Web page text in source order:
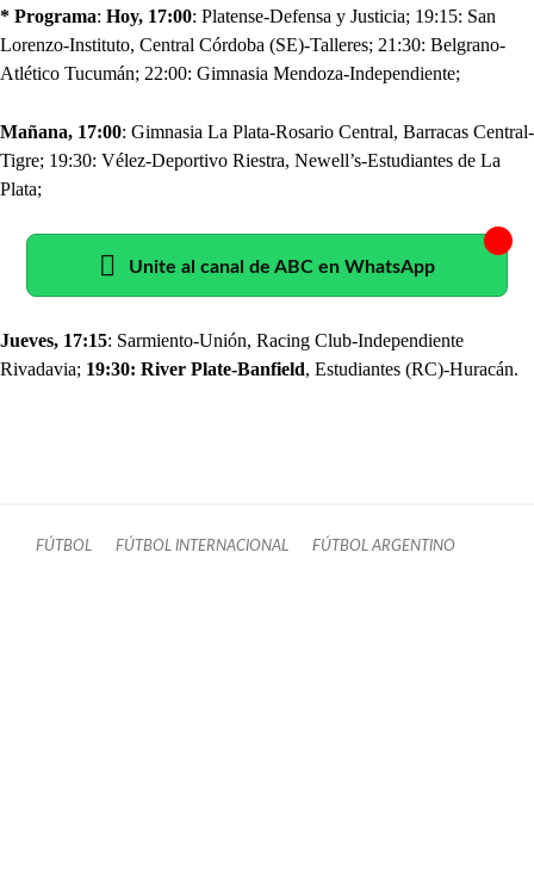
* Programa: Hoy, 17:00: Platense-Defensa y Justicia; 19:15: San
Lorenzo-Instituto, Central Córdoba (SE)-Talleres; 21:30: Belgrano-
Atlético Tucumán; 22:00: Gimnasia Mendoza-Independiente;
Mañana, 17:00: Gimnasia La Plata-Rosario Central, Barracas Central-
Tigre; 19:30: Vélez-Deportivo Riestra, Newell’s-Estudiantes de La
Plata;
Unite al canal de ABC en WhatsApp
Jueves, 17:15: Sarmiento-Unión, Racing Club-Independiente
Rivadavia; 19:30: River Plate-Banfield, Estudiantes (RC)-Huracán.
FÚTBOL FÚTBOL INTERNACIONAL FÚTBOL ARGENTINO